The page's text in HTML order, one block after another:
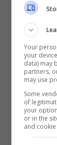
a
Your
your
data) may
partners,
may use
Some
of
your
or in the
and